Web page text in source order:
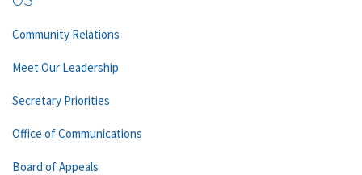
Community Relations
Meet Our Leadership
Secretary Priorities
Office of Communications
Board of Appeals